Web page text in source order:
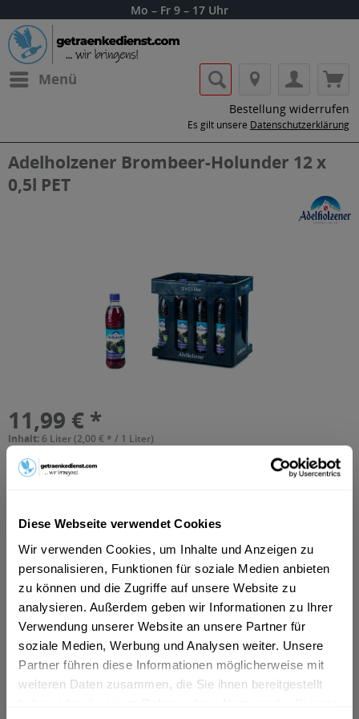
Diese Webseite verwendet Cookies
Wir verwenden Cookies, um Inhalte und Anzeigen zu
personalisieren, Funktionen für soziale Medien anbieten
zu können und die Zugriffe auf unsere Website zu
analysieren. Außerdem geben wir Informationen zu Ihrer
Verwendung unserer Website an unsere Partner für
soziale Medien, Werbung und Analysen weiter. Unsere
Partner führen diese Informationen möglicherweise mit
weiteren Daten zusammen, die Sie ihnen bereitgestellt
Mo – Fr 9 – 17 Uhr
Menü
Bestellung widerrufen
Es gilt unsere Datenschutzerklärung
Adelholzener Brombeer-Holunder 12 x
0,5l PET
11,99 € *
Inhalt: 6 Liter (2,00 € * / 1 Liter)
Vorrätig
+3,30 € Pfand
In den Warenkorb
Hinzugefügt
Artikel-Nr.: 10190
Beschreibung
"Erfrischung für Körper, Geist und Gaumen bieten die
Adelholzener Limonaden. Bestes Adelholzener...mehr